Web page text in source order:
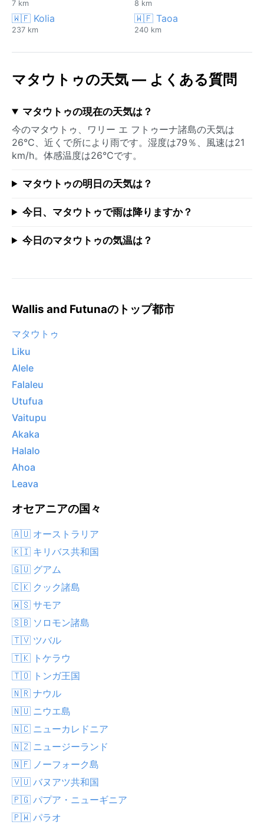
7 km 8 km
🇼🇫 Kolia
237 km
🇼🇫 Taoa
240 km
マタウトゥの天気 — よくある質問
マタウトゥの現在の天気は？
今のマタウトゥ、ワリー エ フトゥーナ諸島の天気は
26°C、近くで所により雨です。湿度は79％、風速は21
km/h。体感温度は26°Cです。
マタウトゥの明日の天気は？
今日、マタウトゥで雨は降りますか？
今日のマタウトゥの気温は？
Wallis and Futunaのトップ都市
マタウトゥ
Liku
Alele
Falaleu
Utufua
Vaitupu
Akaka
Halalo
Ahoa
Leava
オセアニアの国々
🇦🇺 オーストラリア
🇰🇮 キリバス共和国
🇬🇺 グアム
🇨🇰 クック諸島
🇼🇸 サモア
🇸🇧 ソロモン諸島
🇹🇻 ツバル
🇹🇰 トケラウ
🇹🇴 トンガ王国
🇳🇷 ナウル
🇳🇺 ニウエ島
🇳🇨 ニューカレドニア
🇳🇿 ニュージーランド
🇳🇫 ノーフォーク島
🇻🇺 バヌアツ共和国
🇵🇬 パプア・ニューギニア
🇵🇼 パラオ